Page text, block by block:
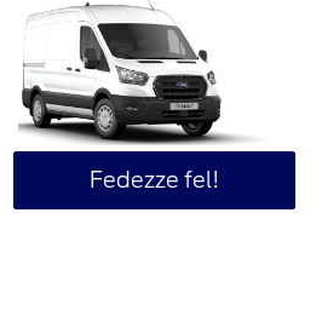
Fedezze fel!